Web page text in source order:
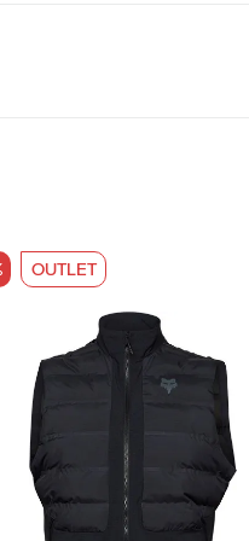
fri DWR-behandling i
også åbnes nedefra og
OUTLET